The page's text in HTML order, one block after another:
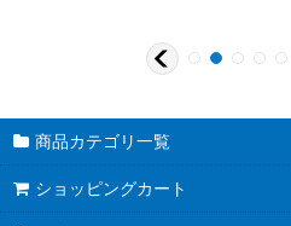
商品カテゴリ一覧
ショッピングカート